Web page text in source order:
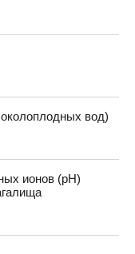
вод)
ионов (pH)